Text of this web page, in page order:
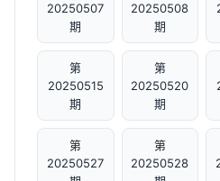
20250507
期
20250508
期
第
20250515
期
第
20250520
期
第
20250527
第
20250528